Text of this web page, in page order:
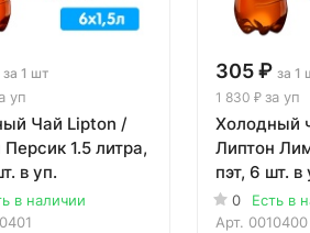
за 1 шт
уп
Чай Lipton /
1.5 литра,
в уп.
в наличии
305 ₽ за 1
1 830 ₽ за уп
Холодный
Липтон
пэт, 6 шт. в
0
Есть в
Арт. 0010400